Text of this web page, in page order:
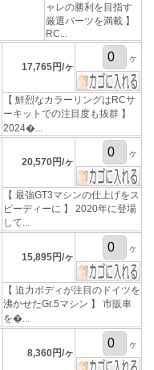
ャレの勝利を目指す
厳選パーツを満載 】
RC...
17,765円/ヶ
ヶ
【 鮮烈なカラーリングはRCサ
ーキットでの注目度も抜群 】
2024�...
20,570円/ヶ
ヶ
【 最強GT3マシンの仕上げをス
ピーディーに 】 2020年に登場
して...
15,895円/ヶ
ヶ
【 迫力ボディが注目のドイツを
沸かせたGr.5マシン 】 市販車
を�...
8,360円/ヶ
ヶ